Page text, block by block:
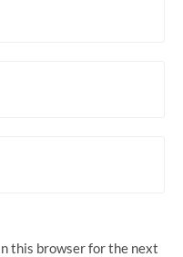
this browser for the next